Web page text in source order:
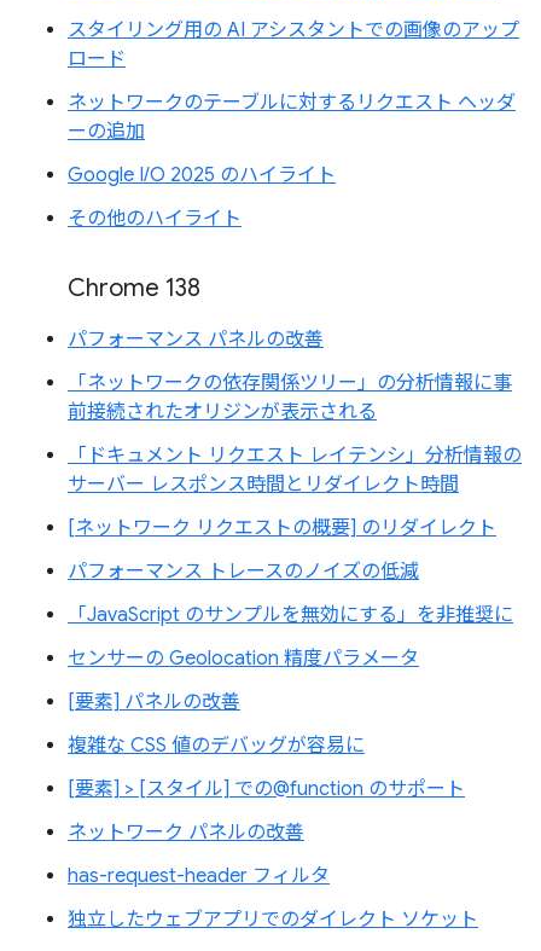
スタイリング用の AI アシスタントでの画像のアップ
ロード
ネットワークのテーブルに対するリクエスト ヘッダ
ーの追加
Google I/O 2025 のハイライト
その他のハイライト
Chrome 138
パフォーマンス パネルの改善
「ネットワークの依存関係ツリー」の分析情報に事
前接続されたオリジンが表示される
「ドキュメント リクエスト レイテンシ」分析情報の
サーバー レスポンス時間とリダイレクト時間
[ネットワーク リクエストの概要] のリダイレクト
パフォーマンス トレースのノイズの低減
「JavaScript のサンプルを無効にする」を非推奨に
センサーの Geolocation 精度パラメータ
[要素] パネルの改善
複雑な CSS 値のデバッグが容易に
[要素] > [スタイル] での@function のサポート
ネットワーク パネルの改善
has-request-header フィルタ
独立したウェブアプリでのダイレクト ソケット